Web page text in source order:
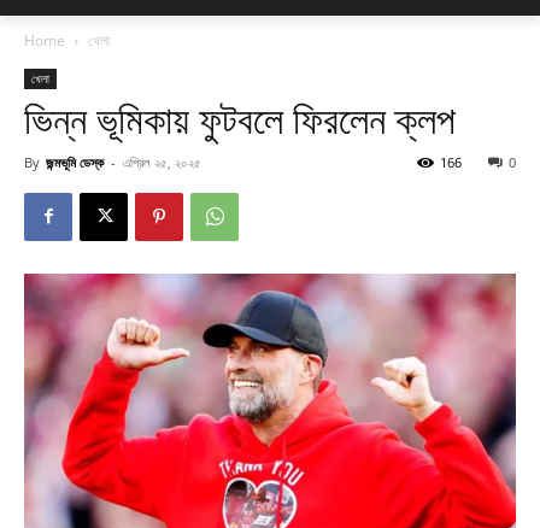
Home খেলা
খেলা
ভিন্ন ভূমিকায় ফুটবলে ফিরলেন ক্লপ
By জন্মভূমি ডেস্ক - এপ্রিল ২৫, ২০২৫ 0
166